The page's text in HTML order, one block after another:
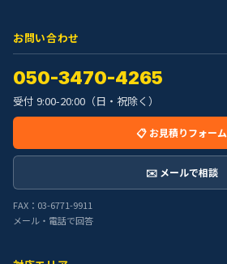
お問い合わせ
050-3470-4265
受付 9:00-20:00（日・祝除く）
📋 お見積りフォーム
✉️ メールで相談
FAX：03-6771-9911
メール・電話で回答